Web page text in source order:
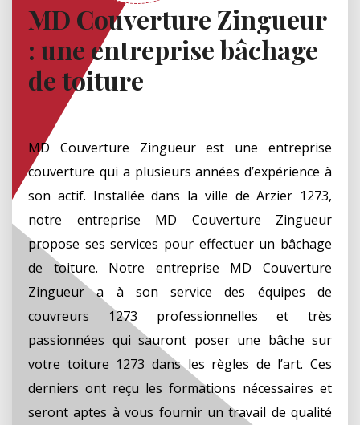
MD Couverture Zingueur
: une entreprise bâchage
de toiture
MD Couverture Zingueur est une entreprise
couverture qui a plusieurs années d’expérience à
son actif. Installée dans la ville de Arzier 1273,
notre entreprise MD Couverture Zingueur
propose ses services pour effectuer un bâchage
de toiture. Notre entreprise MD Couverture
Zingueur a à son service des équipes de
couvreurs 1273 professionnelles et très
passionnées qui sauront poser une bâche sur
votre toiture 1273 dans les règles de l’art. Ces
derniers ont reçu les formations nécessaires et
seront aptes à vous fournir un travail de qualité